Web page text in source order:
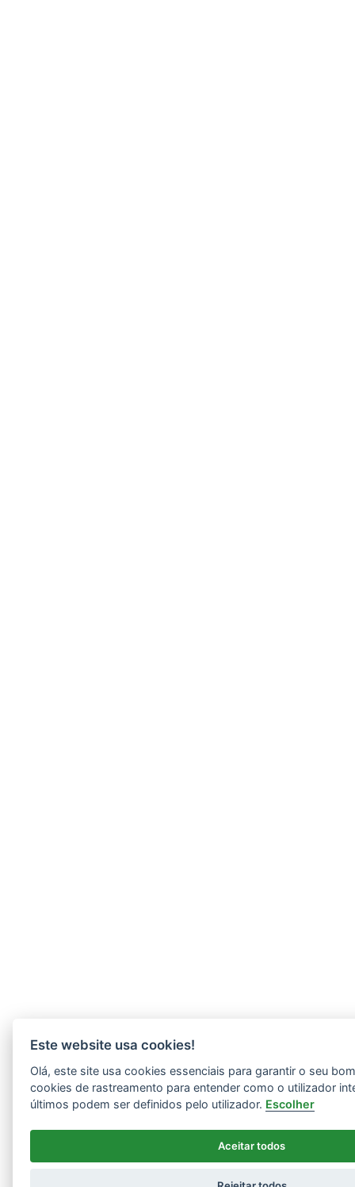
Este website usa cookies!
Olá, este site usa cookies essenciais para garantir o seu
cookies de rastreamento para entender como o utilizador
últimos podem ser definidos pelo utilizador. Escolher
Aceitar todos